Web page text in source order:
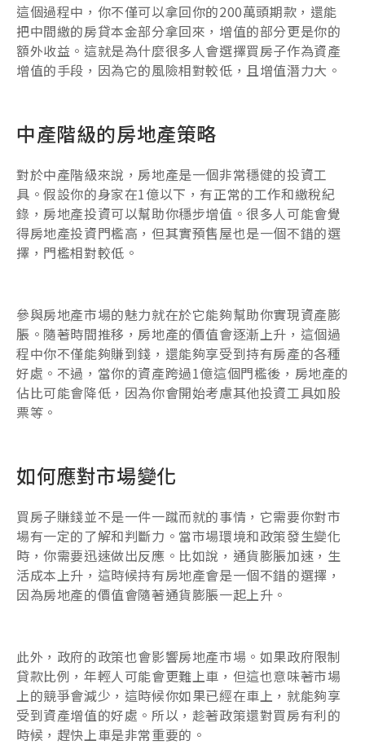
這個過程中，你不僅可以拿回你的200萬頭期款，還能
把中間繳的房貸本金部分拿回來，增值的部分更是你的
額外收益。這就是為什麼很多人會選擇買房子作為資產
增值的手段，因為它的風險相對較低，且增值潛力大。
中產階級的房地產策略
對於中產階級來說，房地產是一個非常穩健的投資工
具。假設你的身家在1億以下，有正常的工作和繳稅紀
錄，房地產投資可以幫助你穩步增值。很多人可能會覺
得房地產投資門檻高，但其實預售屋也是一個不錯的選
擇，門檻相對較低。
參與房地產市場的魅力就在於它能夠幫助你實現資產膨
脹。隨著時間推移，房地產的價值會逐漸上升，這個過
程中你不僅能夠賺到錢，還能夠享受到持有房產的各種
好處。不過，當你的資產跨過1億這個門檻後，房地產的
佔比可能會降低，因為你會開始考慮其他投資工具如股
票等。
如何應對市場變化
買房子賺錢並不是一件一蹴而就的事情，它需要你對市
場有一定的了解和判斷力。當市場環境和政策發生變化
時，你需要迅速做出反應。比如說，通貨膨脹加速，生
活成本上升，這時候持有房地產會是一個不錯的選擇，
因為房地產的價值會隨著通貨膨脹一起上升。
此外，政府的政策也會影響房地產市場。如果政府限制
貸款比例，年輕人可能會更難上車，但這也意味著市場
上的競爭會減少，這時候你如果已經在車上，就能夠享
受到資產增值的好處。所以，趁著政策還對買房有利的
時候，趕快上車是非常重要的。